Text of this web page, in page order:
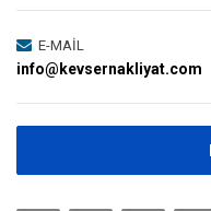
E-MAİL
info@kevsernakliyat.com